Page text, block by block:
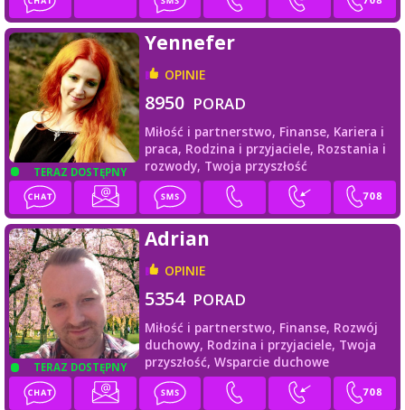
TERAZ DOSTĘPNY
Yennefer
OPINIE
8950 PORAD
Miłość i partnerstwo, Finanse, Kariera i
praca, Rodzina i przyjaciele, Rozstania i
rozwody, Twoja przyszłość
TERAZ DOSTĘPNY
Adrian
OPINIE
5354 PORAD
Miłość i partnerstwo, Finanse, Rozwój
duchowy, Rodzina i przyjaciele, Twoja
przyszłość, Wsparcie duchowe